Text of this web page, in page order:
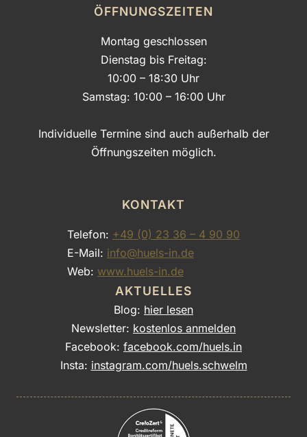
ÖFFNUNGSZEITEN
Montag geschlossen
Dienstag bis Freitag:
10:00 – 18:30 Uhr
Samstag: 10:00 – 16:00 Uhr
Individuelle Termine sind auch außerhalb der
Öffnungszeiten möglich.
KONTAKT
Telefon: +49 (0) 23 36 – 4 90 90
E-Mail: info@huels-in.de
Web: www.huels-in.de
AKTUELLES
Blog: hier lesen
Newsletter: kostenlos anmelden
Facebook: facebook.com/huels.in
Insta: instagram.com/huels.schwelm